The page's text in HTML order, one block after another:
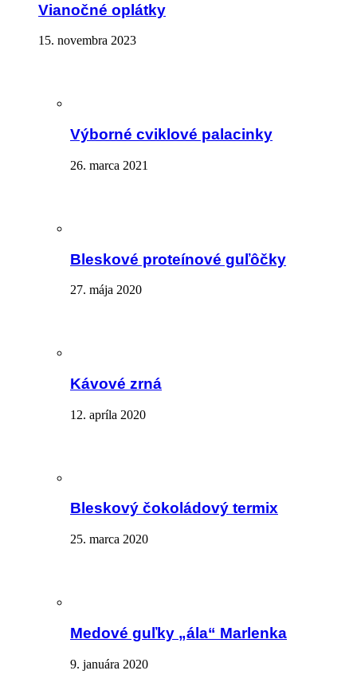
Vianočné oplátky
15. novembra 2023
Výborné cviklové palacinky
26. marca 2021
Bleskové proteínové guľôčky
27. mája 2020
Kávové zrná
12. apríla 2020
Bleskový čokoládový termix
25. marca 2020
Medové guľky „ála“ Marlenka
9. januára 2020